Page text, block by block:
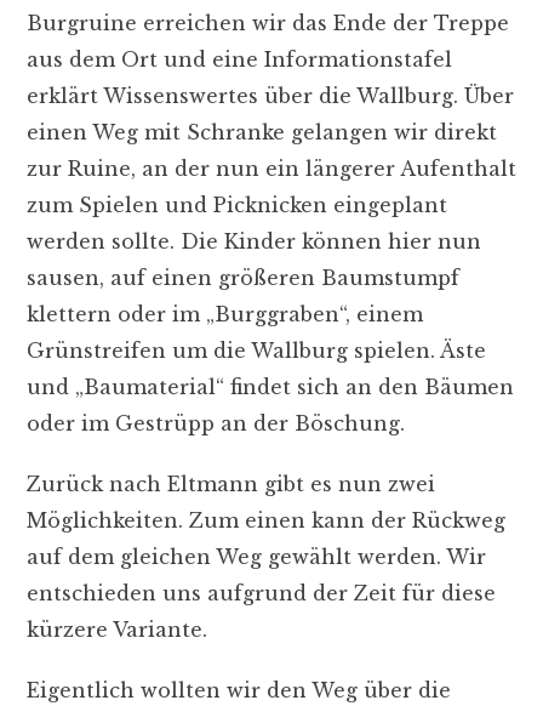
Burgruine erreichen wir das Ende der Treppe
aus dem Ort und eine Informationstafel
erklärt Wissenswertes über die Wallburg. Über
einen Weg mit Schranke gelangen wir direkt
zur Ruine, an der nun ein längerer Aufenthalt
zum Spielen und Picknicken eingeplant
werden sollte. Die Kinder können hier nun
sausen, auf einen größeren Baumstumpf
klettern oder im „Burggraben“, einem
Grünstreifen um die Wallburg spielen. Äste
und „Baumaterial“ findet sich an den Bäumen
oder im Gestrüpp an der Böschung.
Zurück nach Eltmann gibt es nun zwei
Möglichkeiten. Zum einen kann der Rückweg
auf dem gleichen Weg gewählt werden. Wir
entschieden uns aufgrund der Zeit für diese
kürzere Variante.
Eigentlich wollten wir den Weg über die